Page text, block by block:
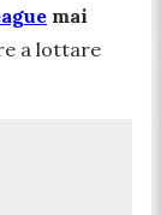
mai
a lottare